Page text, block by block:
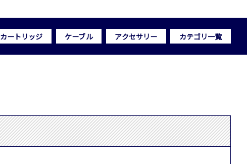
カートリッジ ケーブル アクセサリー カテゴリ一覧